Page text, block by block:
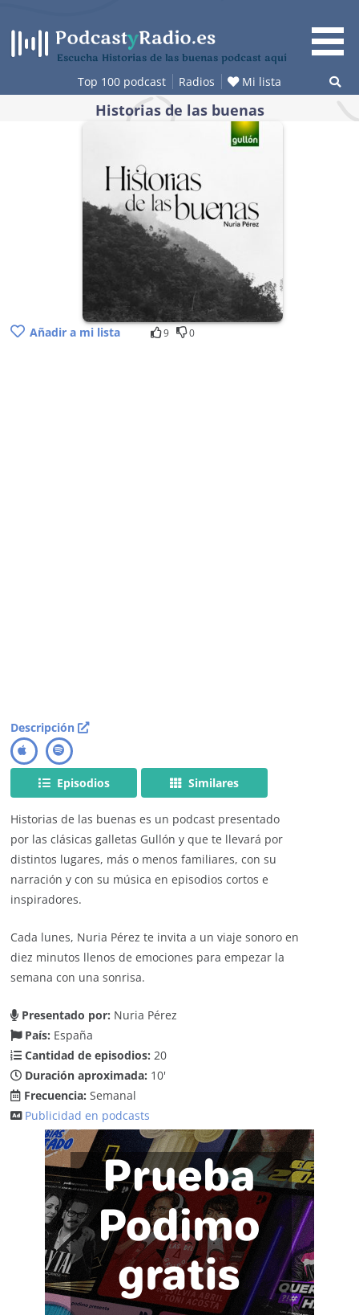
contenido
Escucha Historias de las buenas podcast aquí
Top 100 podcast Radios Mi lista
Historias de las buenas
Añadir a mi lista 9 0
Descripción
Episodios Similares
Historias de las buenas es un podcast presentado
por las clásicas galletas Gullón y que te llevará por
distintos lugares, más o menos familiares, con su
narración y con su música en episodios cortos e
inspiradores.
Cada lunes, Nuria Pérez te invita a un viaje sonoro en
diez minutos llenos de emociones para empezar la
semana con una sonrisa.
Presentado por: Nuria Pérez
País: España
Cantidad de episodios: 20
Duración aproximada: 10'
Frecuencia: Semanal
Publicidad en podcasts